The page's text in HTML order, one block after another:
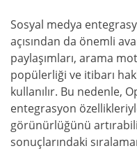
Sosyal medya
açısından da önemli
paylaşımları, arama
popülerliği ve itibarı
kullanılır. Bu nedenle,
entegrasyon
görünürlüğünü
sonuçlarındaki